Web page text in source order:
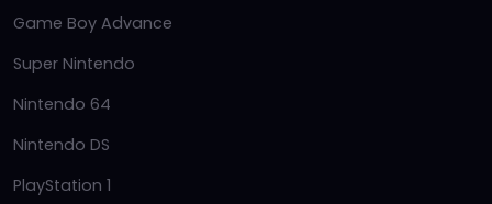
Game Boy Advance
Super Nintendo
Nintendo 64
Nintendo DS
PlayStation 1